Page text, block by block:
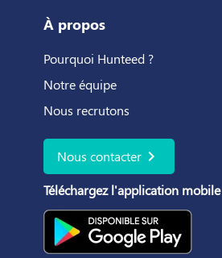
À propos
Pourquoi Hunteed ?
Notre équipe
Nous recrutons
Nous contacter chevron_right
Téléchargez l'application mobile